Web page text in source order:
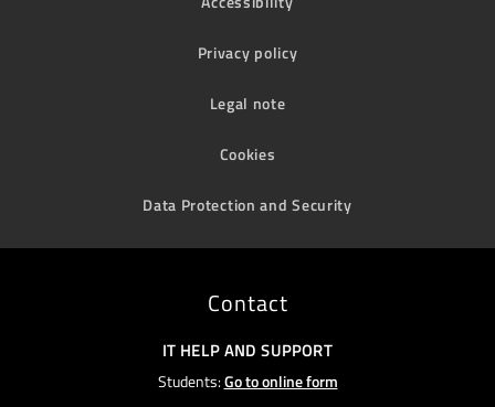
Privacy policy
Legal note
Cookies
Data Protection and Security
Contact
IT HELP AND SUPPORT
Students:Go to online form